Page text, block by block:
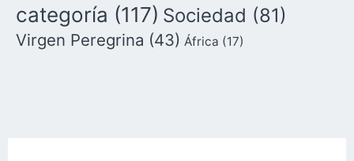
categoría (117) Sociedad (81)
Virgen Peregrina (43) África (17)